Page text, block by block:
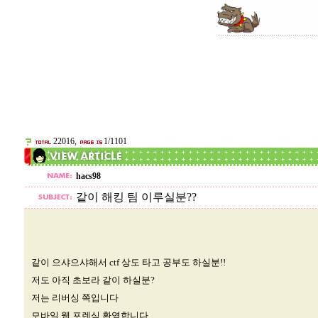
22016, 1/1101
hacs98
같이 해킹 팀 이루실분??
같이 으샤으샤해서 ctf 상도 타고 공부도 하실분!!
저도 아직 초보라 같이 하실분?
저는 리버싱 쪽입니다
모바일 웹 포렌식 환영합니다